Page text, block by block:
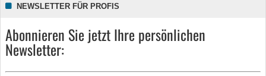
NEWSLETTER FÜR PROFIS
Abonnieren Sie jetzt Ihre persönlichen
Newsletter: